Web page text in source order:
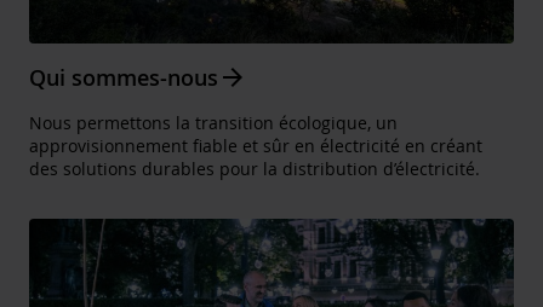
Qui sommes-nous Arrow_forward
Nous permettons la transition écologique, un
approvisionnement fiable et sûr en électricité en créant
des solutions durables pour la distribution d’électricité.